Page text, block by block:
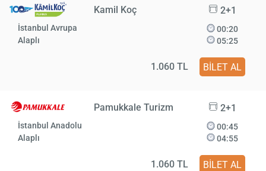
Kamil Koç 2+1
İstanbul Avrupa
Alaplı
00:20
05:25
1.060 TL BİLET AL
Pamukkale Turizm 2+1
İstanbul Anadolu
Alaplı
00:45
04:55
1.060 TL BİLET AL